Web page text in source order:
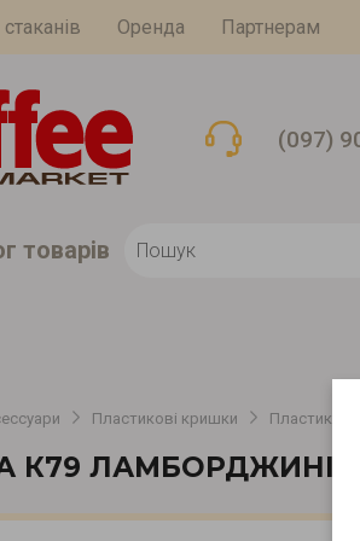
Оренда Партнерам
(097)
товарiв
Пластикові кришки Пластикові
К79 ЛАМБОРДЖИНІ